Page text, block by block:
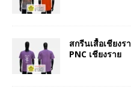
สกรีนเสื้อเชียง
PNC เชียงราย